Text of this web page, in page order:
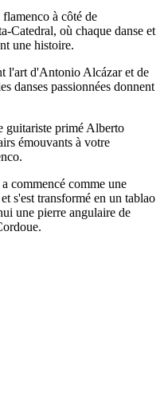
à côté de
Catedral, où chaque danse et
une histoire.
l'art d'Antonio Alcázar et de
danses passionnées donnent
guitariste primé Alberto
émouvants à votre
commencé comme une
s'est transformé en un tablao
une pierre angulaire de